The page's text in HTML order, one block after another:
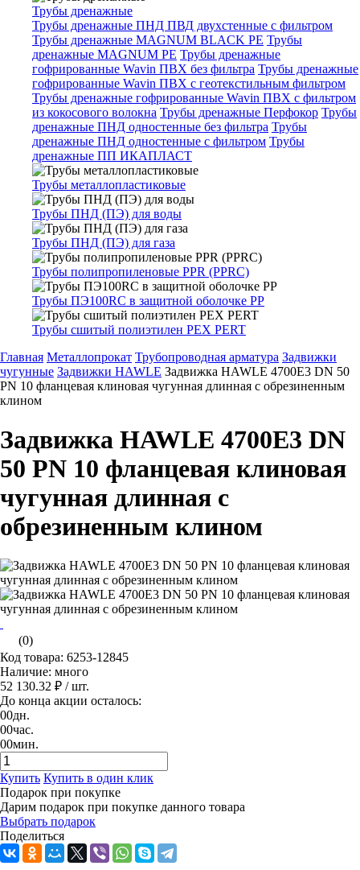
Трубы дренажные
Трубы дренажные ПНД ПВД двухстенные с фильтром
Трубы дренажные MAGNUM BLACK PE Трубы
дренажные MAGNUM PE Трубы дренажные
гофрированные Wavin ПВХ без фильтра Трубы дренажные
гофрированные Wavin ПВХ с геотекстильным фильтром
Трубы дренажные гофрированные Wavin ПВХ с фильтром
из кокосового волокна Трубы дренажные Перфокор Трубы
дренажные ПНД одностенные без фильтра Трубы
дренажные ПНД одностенные с фильтром Трубы
дренажные ПП ИКАПЛАСТ
Трубы металлопластиковые
Трубы ПНД (ПЭ) для воды
Трубы ПНД (ПЭ) для газа
Трубы полипропиленовые PPR (PPRC)
Трубы ПЭ100RC в защитной оболочке PP
Трубы сшитый полиэтилен PEX PERT
Главная Металлопрокат Трубопроводная арматура Задвижки
чугунные Задвижки HAWLE Задвижка HAWLE 4700Е3 DN 50
PN 10 фланцевая клиновая чугунная длинная с обрезиненным
клином
Задвижка HAWLE 4700Е3 DN
50 PN 10 фланцевая клиновая
чугунная длинная с
обрезиненным клином
(0)
Код товара: 6253-12845
Наличие: много
52 130.32 ₽ / шт.
До конца акции осталось:
00дн.
00час.
00мин.
Купить Купить в один клик
Подарок при покупке
Дарим подарок при покупке данного товара
Выбрать подарок
Поделиться